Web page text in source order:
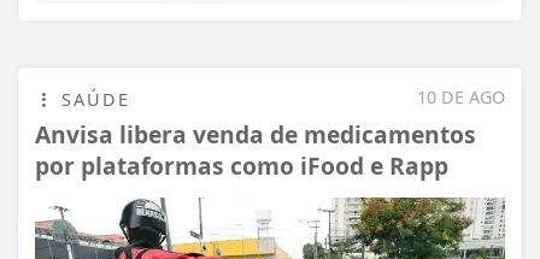
10 DE AGO
SAÚDE
Anvisa libera venda de medicamentos
por plataformas como iFood e Rapp